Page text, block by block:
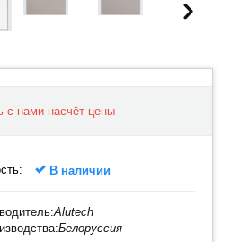
с нами насчёт цены
В наличии
Alutech
Белоруссия